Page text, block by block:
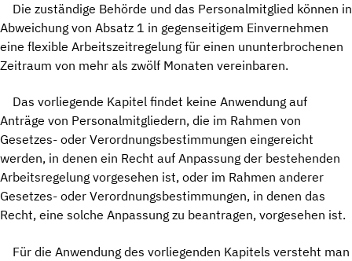
Die zuständige Behörde und das Personalmitglied können in
Abweichung von Absatz 1 in gegenseitigem Einvernehmen
eine flexible Arbeitszeitregelung für einen ununterbrochenen
Zeitraum von mehr als zwölf Monaten vereinbaren.
Das vorliegende Kapitel findet keine Anwendung auf
Anträge von Personalmitgliedern, die im Rahmen von
Gesetzes- oder Verordnungsbestimmungen eingereicht
werden, in denen ein Recht auf Anpassung der bestehenden
Arbeitsregelung vorgesehen ist, oder im Rahmen anderer
Gesetzes- oder Verordnungsbestimmungen, in denen das
Recht, eine solche Anpassung zu beantragen, vorgesehen ist.
Für die Anwendung des vorliegenden Kapitels versteht man